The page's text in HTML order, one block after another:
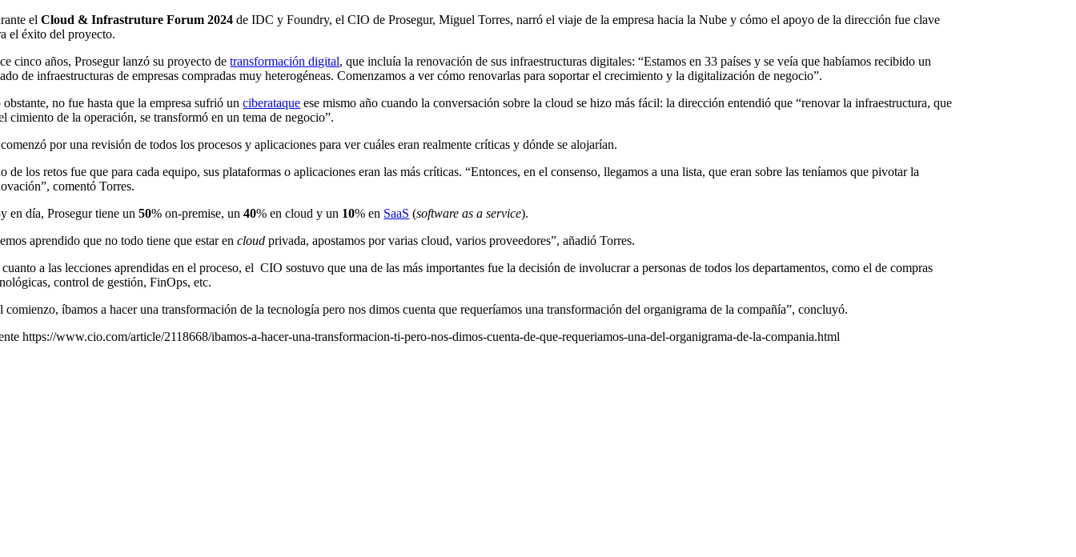
elCloud & Infrastruture Forum 2024 de IDC y Foundry, el CIO de Prosegur, Miguel Torres, narró el viaje de la empresa hacia la Nube y cómo el apoyo de la dirección fue clave
el éxito del proyecto.
cinco años, Prosegur lanzó su proyecto detransformación digital, que incluía la renovación de sus infraestructuras digitales: “Estamos en 33 países y se veía que habíamos recibido un
de infraestructuras de empresas compradas muy heterogéneas. Comenzamos a ver cómo renovarlas para soportar el crecimiento y la digitalización de negocio”.
obstante, no fue hasta que la empresa sufrió unciberataque ese mismo año cuando la conversación sobre la cloud se hizo más fácil: la dirección entendió que “renovar la infraestructura, que
cimiento de la operación, se transformó en un tema de negocio”.
por una revisión de todos los procesos y aplicaciones para ver cuáles eran realmente críticas y dónde se alojarían.
de los retos fue que para cada equipo, sus plataformas o aplicaciones eran las más críticas. “Entonces, en el consenso, llegamos a una lista, que eran sobre las teníamos que pivotar la
comentó Torres.
en día, Prosegur tiene un50% on-premise, un40% en cloud y un 10% en SaaS (software as a service).
aprendido que no todo tiene que estar encloudprivada, apostamos por varias cloud, varios proveedores”, añadió Torres.
a las lecciones aprendidas en el proceso, el CIO sostuvo que una de las más importantes fue la decisión de involucrar a personas de todos los departamentos, como el de compras
control de gestión, FinOps, etc.
comienzo, íbamos a hacer una transformación de la tecnología pero nos dimos cuenta que requeríamos una transformación del organigrama de la compañía”, concluyó.
https://www.cio.com/article/2118668/ibamos-a-hacer-una-transformacion-ti-pero-nos-dimos-cuenta-de-que-requeriamos-una-del-organigrama-de-la-compania.html